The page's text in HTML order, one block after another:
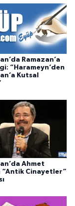
Ramazan’a
“Harameyn’den
Kutsal
Ahmet
“Antik Cinayetler”